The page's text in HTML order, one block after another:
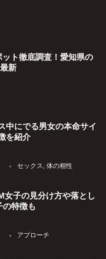
ト徹底調査！愛知県の
新
中にでる男女の本命サイ
を紹介
セックス 体の相性
女子の見分け方や落とし
の特徴も
アプローチ